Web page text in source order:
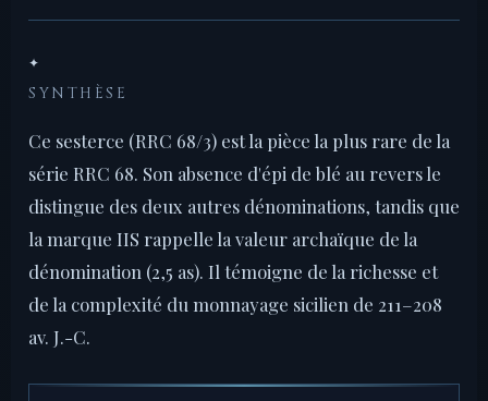
✦
SYNTHÈSE
Ce sesterce (RRC 68/3) est la pièce la plus rare de la
série RRC 68. Son absence d'épi de blé au revers le
distingue des deux autres dénominations, tandis que
la marque IIS rappelle la valeur archaïque de la
dénomination (2,5 as). Il témoigne de la richesse et
de la complexité du monnayage sicilien de 211–208
av. J.-C.